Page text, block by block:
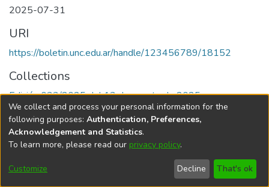
2025-07-31
URI
https://boletin.unc.edu.ar/handle/123456789/18152
Collections
Edición 033/2025 del 13 de agosto de 2025
Universidad Nacional de Córdoba
We collect and process your personal information for the
following purposes: Authentication, Preferences,
Acknowledgement and Statistics.
To learn more, please read our privacy policy.
Customize Decline That's ok